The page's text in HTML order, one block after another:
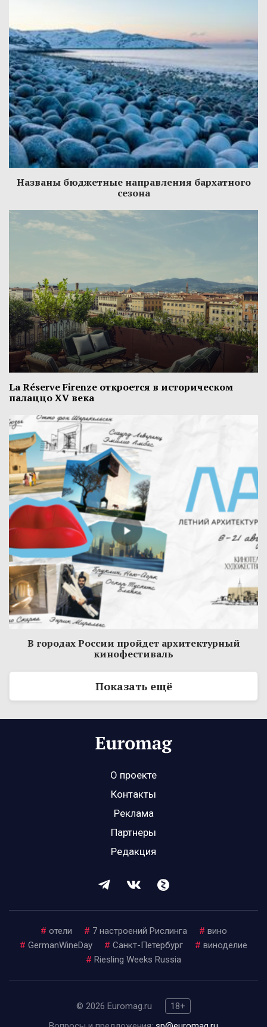
Названы бюджетные направления бархатного
сезона
La Réserve Firenze откроется в историческом
палаццо XV века
В городах России пройдет архитектурный
кинофестиваль
Показать ещё
О проекте
Контакты
Реклама
Партнеры
Редакция
# отели # 7 настроений Рислинга # вино
# GermanWineDay # Санкт-Петербург # виноделие
# Riesling Weeks Russia
© 2026 Euromag.ru
18+